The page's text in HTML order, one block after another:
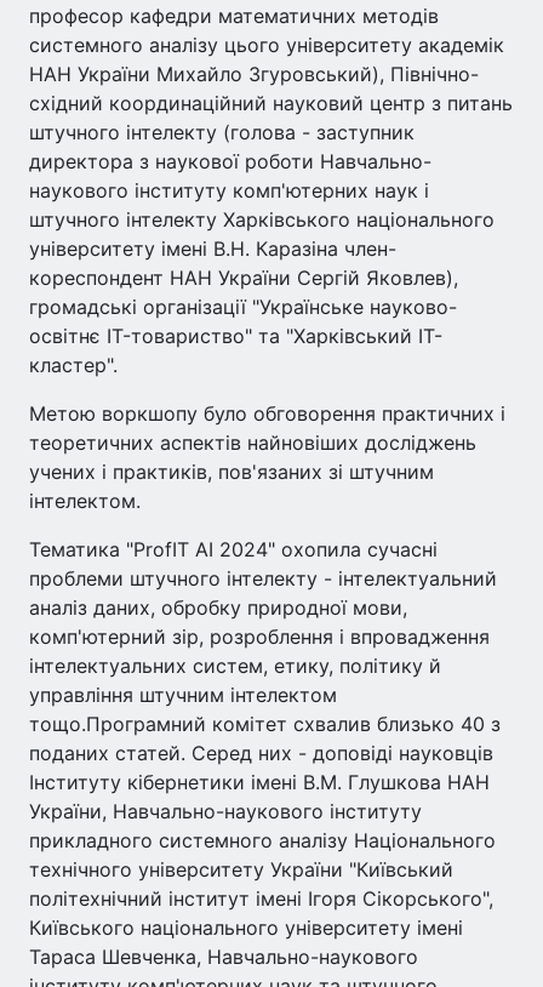
професор кафедри математичних методів
системного аналізу цього університету академік
НАН України Михайло Згуровський), Північно-
східний координаційний науковий центр з питань
штучного інтелекту (голова - заступник
директора з наукової роботи Навчально-
наукового інституту комп'ютерних наук і
штучного інтелекту Харківського національного
університету імені В.Н. Каразіна член-
кореспондент НАН України Сергій Яковлев),
громадські організації "Українське науково-
освітнє IT-товариство" та "Харківський IT-
кластер".
Метою воркшопу було обговорення практичних і
теоретичних аспектів найновіших досліджень
учених і практиків, пов'язаних зі штучним
інтелектом.
Тематика "ProfIT AI 2024" охопила сучасні
проблеми штучного інтелекту - інтелектуальний
аналіз даних, обробку природної мови,
комп'ютерний зір, розроблення і впровадження
інтелектуальних систем, етику, політику й
управління штучним інтелектом
тощо.Програмний комітет схвалив близько 40 з
поданих статей. Серед них - доповіді науковців
Інституту кібернетики імені В.М. Глушкова НАН
України, Навчально-наукового інституту
прикладного системного аналізу Національного
технічного університету України "Київський
політехнічний інститут імені Ігоря Сікорського",
Київського національного університету імені
Тараса Шевченка, Навчально-наукового